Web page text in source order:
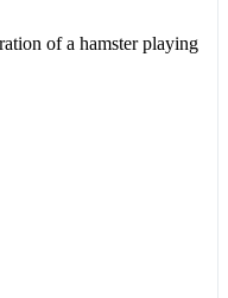
of a hamster playing